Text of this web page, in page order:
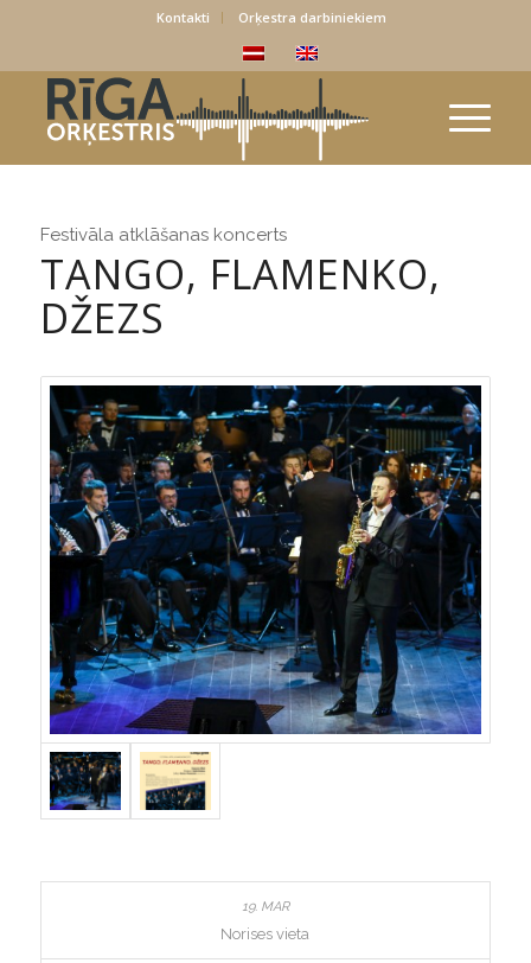
Kontakti Orķestra darbiniekiem
Festivāla atklāšanas koncerts
TANGO, FLAMENKO,
DŽEZS
Norises vieta